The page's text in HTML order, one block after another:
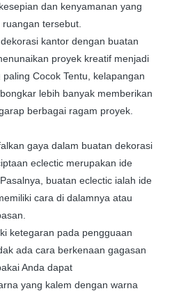
dan kenyamanan yang
tersebut.
kantor dengan buatan
proyek kreatif menjadi
Cocok Tentu, kelapangan
lebih banyak memberikan
berbagai ragam proyek.
gaya dalam buatan dekorasi
eclectic merupakan ide
buatan eclectic ialah ide
cara di dalamnya atau
ketegaran pada pengguaan
ada cara berkenaan gagasan
Anda dapat
yang kalem dengan warna